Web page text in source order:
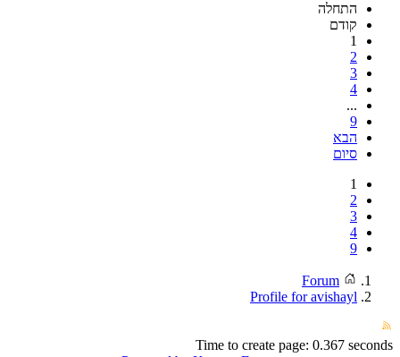
התחלה
קודם
1
2
3
4
...
9
הבא
סיום
1
2
3
4
9
Forum
Profile for avishayl
Time to create page: 0.367 seconds